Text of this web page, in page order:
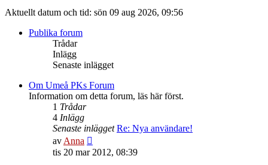
Aktuellt datum och tid: sön 09 aug 2026, 09:56
Publika forum
Trådar
Inlägg
Senaste inlägget
Om Umeå PKs Forum
Information om detta forum, läs här först.
1 Trådar
4 Inlägg
Senaste inlägget Re: Nya användare!
avAnna
till
tis 20 mar 2012, 08:39